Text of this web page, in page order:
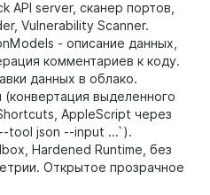
API server, сканер портов,
Vulnerability Scanner.
- описание данных,
комментариев к коду.
данных в облако.
(конвертация выделенного
AppleScript через
tool json --input ...`).
Hardened Runtime, без
Открытое прозрачное